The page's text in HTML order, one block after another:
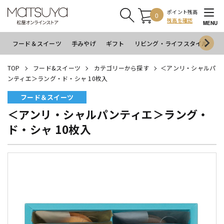
0
ポイント残高
残高を確認
MENU
フード＆スイーツ 手みやげ ギフト リビング・ライフスタイル
TOP フード&スイーツ カテゴリーから探す
＜アンリ・シャルパ
ンティエ＞ラング・ド・シャ 10枚入
フード＆スイーツ
＜アンリ・シャルパンティエ＞ラング・
ド・シャ 10枚入